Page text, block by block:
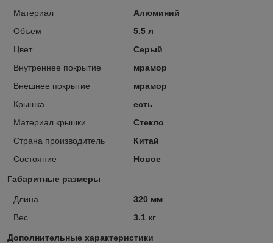
Материал
Алюминий
Объем
5.5 л
Цвет
Серый
Внутреннее покрытие
мрамор
Внешнее покрытие
мрамор
Крышка
есть
Материал крышки
Стекло
Страна производитель
Китай
Состояние
Новое
Габаритные размеры
Длина
320 мм
Вес
3.1 кг
Дополнительные характеристики